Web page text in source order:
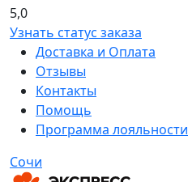
5,0
Узнать статус заказа
Доставка и Оплата
Отзывы
Контакты
Помощь
Программа лояльности
Сочи